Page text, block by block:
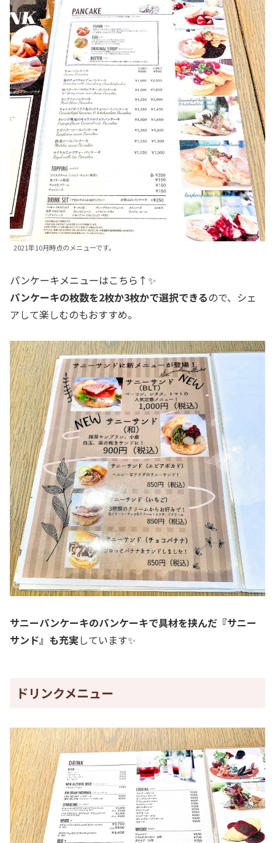
2021年10月時点のメニューです。
パンケーキメニューはこちら↑✨
パンケーキの枚数を2枚か3枚かで選択できるので、シェ
アして楽しむのもおすすめ。
サニーパンケーキのパンケーキで具材を挟んだ『サニー
サンド』も充実しています✨
ドリンクメニュー